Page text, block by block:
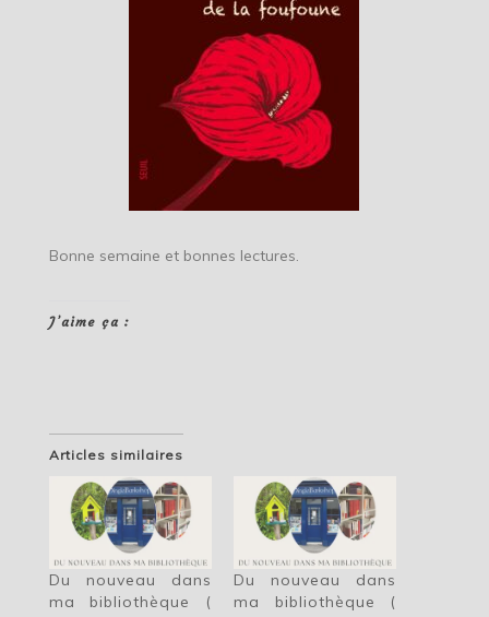
Bonne semaine et bonnes lectures.
J’aime ça :
Articles similaires
Du nouveau dans
ma bibliothèque (
Du nouveau dans
ma bibliothèque (